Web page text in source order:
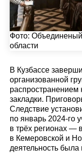
Фото: Объединеный
области
В Кузбассе
организованной
распространением
закладки.
Следствие
по январь 2024-го
в трёх регионах —
в Кемеровской и
деятельность была